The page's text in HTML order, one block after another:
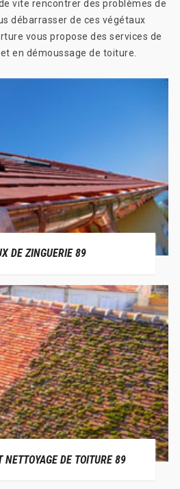
vite rencontrer des problèmes de
débarrasser de ces végétaux
vous propose des services de
en démoussage de toiture.
DE ZINGUERIE 89
NETTOYAGE DE TOITURE 89